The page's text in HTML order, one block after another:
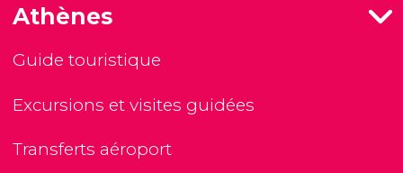
Athènes
Guide touristique
Excursions et visites guidées
Transferts aéroport